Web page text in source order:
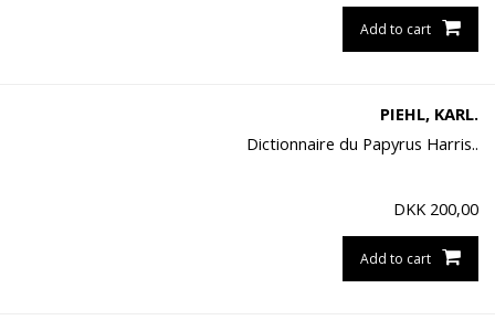
Add to cart
PIEHL, KARL.
Dictionnaire du Papyrus Harris..
DKK 200,00
Add to cart